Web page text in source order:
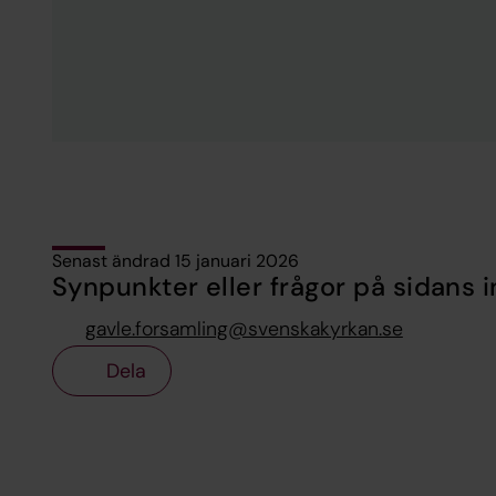
Senast ändrad 15 januari 2026
Synpunkter eller frågor på sidans
gavle.forsamling@svenskakyrkan.se
Dela